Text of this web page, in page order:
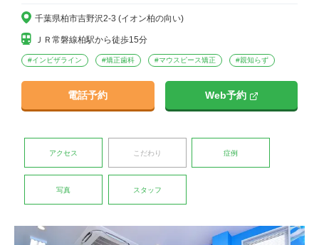
千葉県柏市吉野沢2-3 (イオン柏の向い)
ＪＲ常磐線柏駅から徒歩15分
#インビザライン #矯正歯科 #マウスピース矯正 #親知らず
電話予約 Web予約
アクセス こだわり 症例
写真 スタッフ